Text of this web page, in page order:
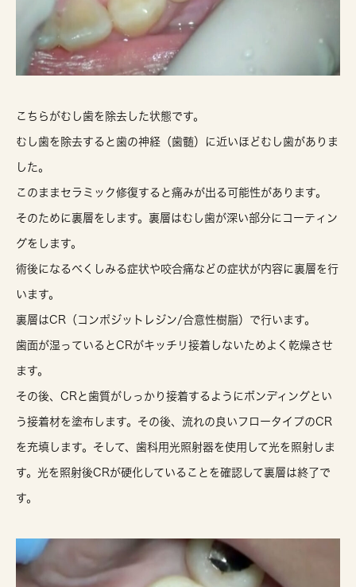
こちらがむし歯を除去した状態です。
むし歯を除去すると歯の神経（歯髄）に近いほどむし歯がありま
した。
このままセラミック修復すると痛みが出る可能性があります。
そのために裏層をします。裏層はむし歯が深い部分にコーティン
グをします。
術後になるべくしみる症状や咬合痛などの症状が内容に裏層を行
います。
裏層はCR（コンポジットレジン/合意性樹脂）で行います。
歯面が湿っているとCRがキッチリ接着しないためよく乾燥させ
ます。
その後、CRと歯質がしっかり接着するようにボンディングとい
う接着材を塗布します。その後、流れの良いフロータイプのCR
を充填します。そして、歯科用光照射器を使用して光を照射しま
す。光を照射後CRが硬化していることを確認して裏層は終了で
す。